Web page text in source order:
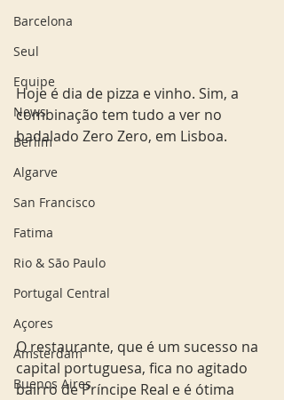
Barcelona
Seul
Equipe
News
Berlim
Algarve
San Francisco
Fatima
Rio & São Paulo
Portugal Central
Açores
Amsterdam
Buenos Aires
Hoje é dia de pizza e vinho. Sim, a
combinação tem tudo a ver no
badalado Zero Zero, em Lisboa.
O restaurante, que é um sucesso na
capital portuguesa, fica no agitado
bairro de Príncipe Real e é ótima